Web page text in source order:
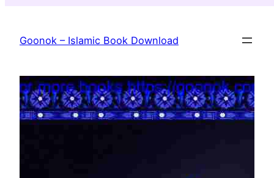
content
Goonok – Islamic Book Download